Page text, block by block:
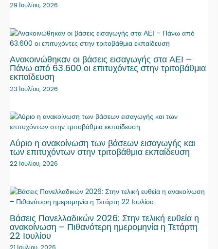
29 Ιουλίου, 2026
Ανακοινώθηκαν οι βάσεις εισαγωγής στα ΑΕΙ –
Πάνω από 63.600 οι επιτυχόντες στην τριτοβάθμια
εκπαίδευση
23 Ιουλίου, 2026
Αύριο η ανακοίνωση των βάσεων εισαγωγής και
των επιτυχόντων στην τριτοβάθμια εκπαίδευση
22 Ιουλίου, 2026
Βάσεις Πανελλαδικών 2026: Στην τελική ευθεία η
ανακοίνωση – Πιθανότερη ημερομηνία η Τετάρτη
22 Ιουλίου